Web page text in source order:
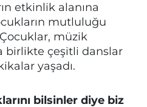
etkinlik alanına
mutluluğu
müzik
birlikte çeşitli danslar
yaşadı.
bilsinler diye biz